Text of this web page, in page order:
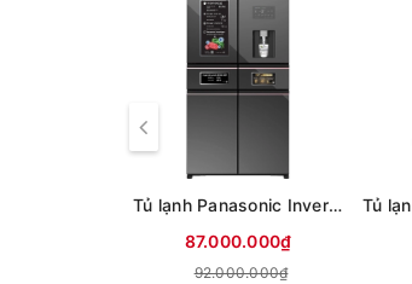
Tủ lạnh Panasonic Inverter 650 lít PRIME+ Edition Multi Door NR-WY720ZMMV
87.000.000₫
92.000.000₫